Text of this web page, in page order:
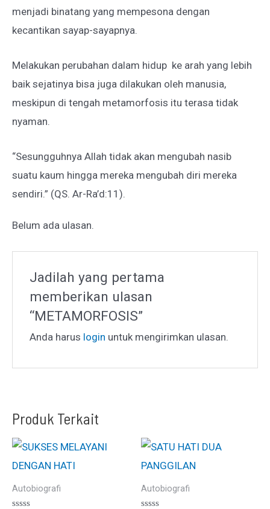
menjadi binatang yang mempesona dengan
kecantikan sayap-sayapnya.
Melakukan perubahan dalam hidup ke arah yang lebih
baik sejatinya bisa juga dilakukan oleh manusia,
meskipun di tengah metamorfosis itu terasa tidak
nyaman.
“Sesungguhnya Allah tidak akan mengubah nasib
suatu kaum hingga mereka mengubah diri mereka
sendiri.” (QS. Ar-Ra’d:11).
Belum ada ulasan.
Jadilah yang pertama
memberikan ulasan
“METAMORFOSIS”
Anda harus login untuk mengirimkan ulasan.
Produk Terkait
Autobiografi Autobiografi